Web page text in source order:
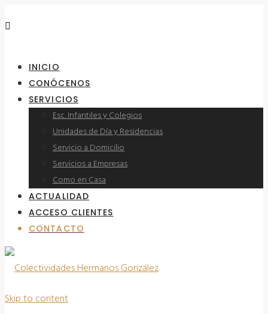
INICIO
CONÓCENOS
SERVICIOS
Esc. Infantiles y Colegios
Unidades de Día y Residencias
Servicio a Domicilio
Servicios a Empresas
Como en Casa
ACTUALIDAD
ACCESO CLIENTES
CONTACTO
Skip to content